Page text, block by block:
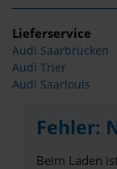
Lieferservice
Audi Saarbrücken
Audi Trier
Audi Saarlouis
Fehler:
Beim Laden